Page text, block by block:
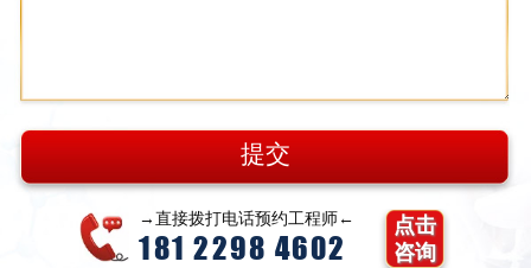
→直接拨打电话预约工程师←
181 2298 4602
点击
咨询